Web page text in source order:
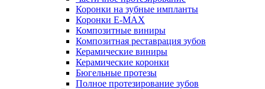
Коронки на зубные импланты
Коронки E-MAX
Композитные виниры
Композитная реставрация зубов
Керамические виниры
Керамические коронки
Бюгельные протезы
Полное протезирование зубов